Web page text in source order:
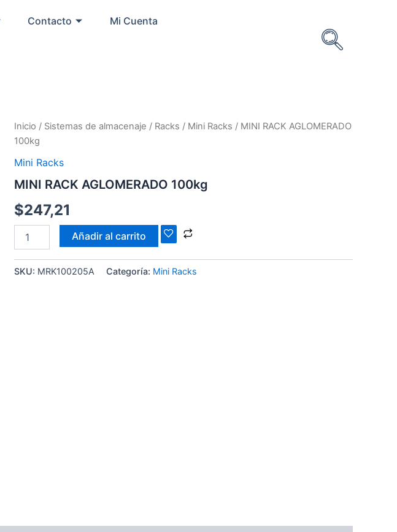
Contacto Mi Cuenta
Inicio / Sistemas de almacenaje / Racks / Mini Racks / MINI RACK AGLOMERADO
100kg
Mini Racks
MINI RACK AGLOMERADO 100kg
$247,21
MINI
RACK
AGLOMERADO
100kg
Añadir al carrito
SKU: MRK100205A Categoría: Mini Racks